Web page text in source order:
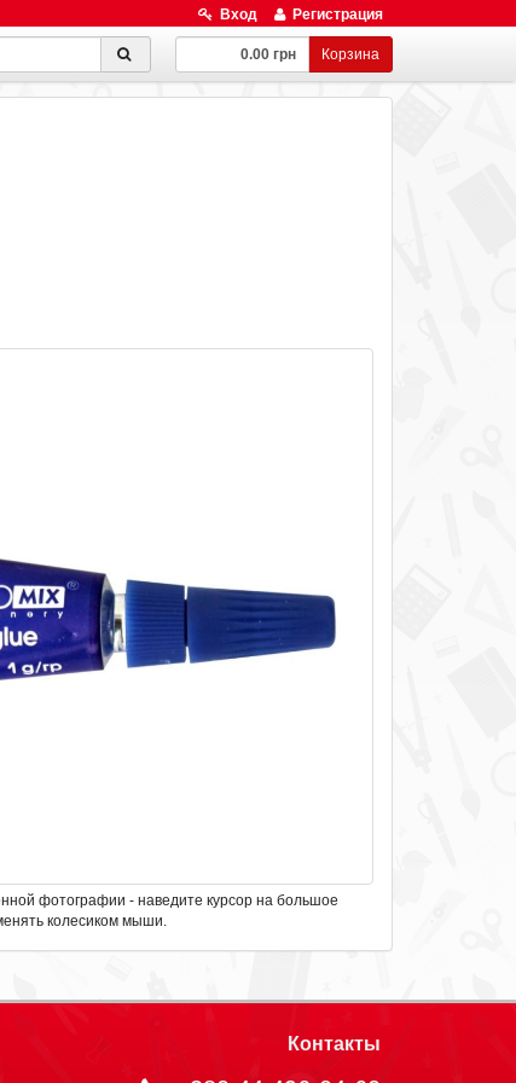
Вход Регистрация
0.00 грн Корзина
фотографии - наведите курсор на большое
колесиком мыши.
Контакты